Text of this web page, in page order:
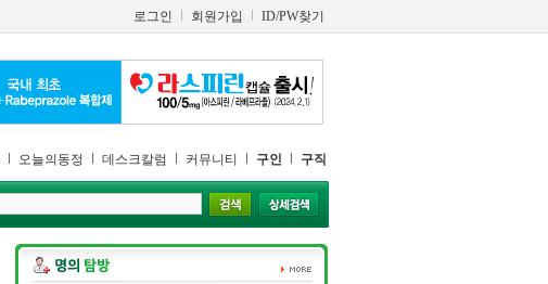
로그인 회원가입 ID/PW찾기
오늘의동정 데스크칼럼 커뮤니티 구인 구직